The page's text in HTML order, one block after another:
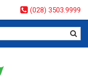
(028) 3503.9999